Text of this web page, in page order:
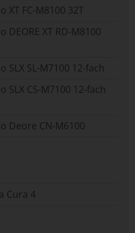
XT FC-M8100 32T
DEORE XT RD-M8100
SLX SL-M7100 12-fach
SLX CS-M7100 12-fach
Deore CN-M6100
Cura 4